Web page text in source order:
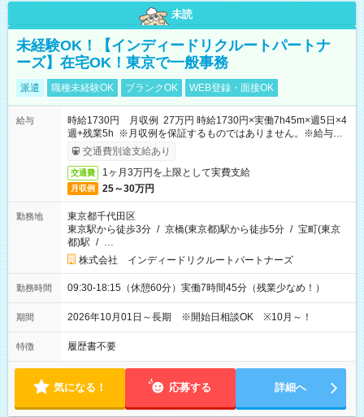
未読
未経験OK！【インディードリクルートパートナ
ーズ】在宅OK！東京で一般事務
派遣 職種未経験OK ブランクOK WEB登録・面接OK
給与
時給1730円 月収例 27万円 時給1730円×実働7h45m×週5日×4
週+残業5h ※月収例を保証するものではありません。※給与即
受取りサービス利用可（利用条件有）
交通費別途支給あり
交通費 1ヶ月3万円を上限として実費支給
月収例 25～30万円
勤務地
東京都千代田区
東京駅から徒歩3分 / 京橋(東京都)駅から徒歩5分 / 宝町(東京
都)駅 / …
株式会社 インディードリクルートパートナーズ
勤務時間 09:30-18:15（休憩60分）実働7時間45分（残業少なめ！）
期間 2026年10月01日～長期 ※開始日相談OK ※10月～！
特徴 履歴書不要
気になる！ 応募する 詳細へ